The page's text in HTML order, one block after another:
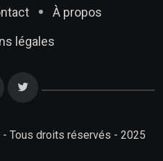
À propos
légales
Tous droits réservés - 2025